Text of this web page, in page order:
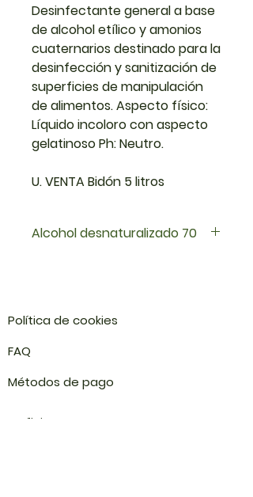
Desinfectante general a base
de alcohol etílico y amonios
cuaternarios destinado para la
desinfección y sanitización de
superficies de manipulación
de alimentos. Aspecto físico:
Líquido incoloro con aspecto
gelatinoso Ph: Neutro.
U. VENTA Bidón 5 litros
Alcohol desnaturalizado 70
desinfección y sanitización de
superficies de manipulación de
Ph: Neutro.
Política de cookies
FAQ​
Métodos de pago
Oficinas: